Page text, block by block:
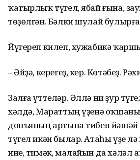
ҡатырлыҡ түгел, ябай ғына,
төҙөлгән. Бәлки шулай
Йүгереп килеп, хужабикә
– Әйҙә, керегеҙ, кер. Көтәбеҙ.
Залға үттеләр. Әллә ни ҙур
хәлдә, Мараттың үҙенә
донъяның артына тибеп йәшәй
түгел икән былар. Атаһы үҙе
ине, тимәк, малайын да хәләл